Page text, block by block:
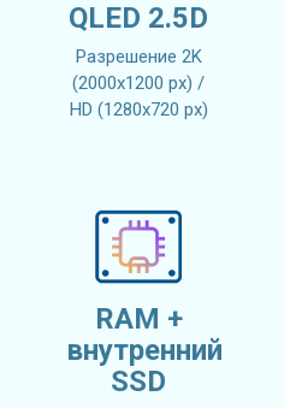
QLED 2.5D
Разрешение 2K
(2000x1200 px) /
HD (1280x720 px)
RAM +
внутренний
SSD